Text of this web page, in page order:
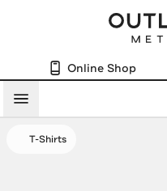
Online Shop
Menü
T-Shirts